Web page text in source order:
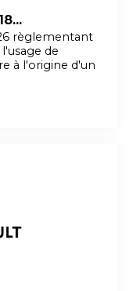
règlementant
de
à l'origine d'un